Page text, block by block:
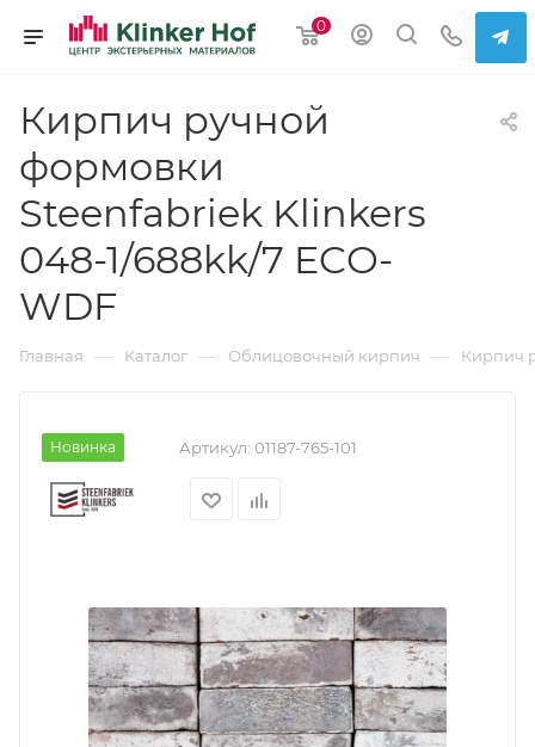
0
Кирпич ручной
формовки
Steenfabriek Klinkers
048-1/688kk/7 ECO-
WDF
Главная — Каталог — Облицовочный кирпич — Кирпич
Новинка Артикул: 01187-765-101